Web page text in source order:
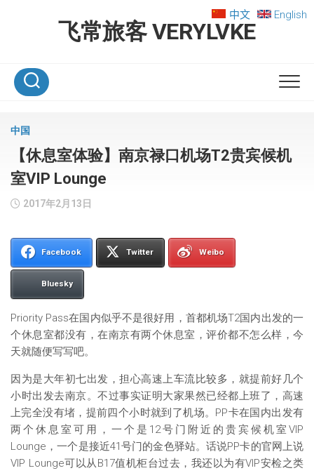
飞常旅客 VERYLVKE
中文 English
中国
【休息室体验】南京禄口机场T2贵宾候机
室VIP Lounge
2017年2月13日
Facebook Twitter Weibo
Bluesky
Priority Pass在国内似乎不是很好用，首都机场T2国内出发的一
个休息室都没有，在南京有两个休息室，评价都不怎么样，今
天就随便写写吧。
因为是大年初七出发，担心高速上车流比较多，就提前好几个
小时出发去南京。不过事实证明大家果然已经都上班了，高速
上完全没有堵，提前四个小时就到了机场。PP卡在国内出发有
两个休息室可用，一个是12号门附近的贵宾候机室VIP
Lounge，一个是接近41号门的金色驿站。话说PP卡的官网上说
VIP Lounge可以从B17值机柜台过去，我还以为有VIP安检之类